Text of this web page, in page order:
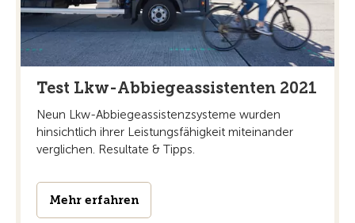
Test Lkw-Abbiegeassistenten 2021
Neun Lkw-Abbiegeassistenzsysteme wurden
hinsichtlich ihrer Leistungsfähigkeit miteinander
verglichen. Resultate & Tipps.
Mehr erfahren